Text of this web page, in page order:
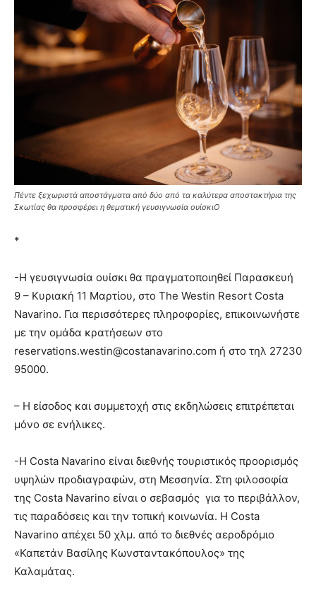
Πέντε ξεχωριστά αποστάγματα από δύο από τα καλύτερα αποστακτήρια της
Σκωτίας θα προσφέρει η θεματική γευσιγνωσία ουίσκιΟ
*
-Η γευσιγνωσία ουίσκι θα πραγματοποιηθεί Παρασκευή
9 – Κυριακή 11 Μαρτίου, στο The Westin Resort Costa
Navarino. Για περισσότερες πληροφορίες, επικοινωνήστε
με την ομάδα κρατήσεων στο
reservations.westin@costanavarino.com ή στο τηλ 27230
95000.
– Η είσοδος και συμμετοχή στις εκδηλώσεις επιτρέπεται
μόνο σε ενήλικες.
-Η Costa Navarino είναι διεθνής τουριστικός προορισμός
υψηλών προδιαγραφών, στη Μεσσηνία. Στη φιλοσοφία
της Costa Navarino είναι ο σεβασμός για το περιβάλλον,
τις παραδόσεις και την τοπική κοινωνία. Η Costa
Navarino απέχει 50 χλμ. από το διεθνές αεροδρόμιο
«Καπετάν Βασίλης Κωνσταντακόπουλος» της
Καλαμάτας.